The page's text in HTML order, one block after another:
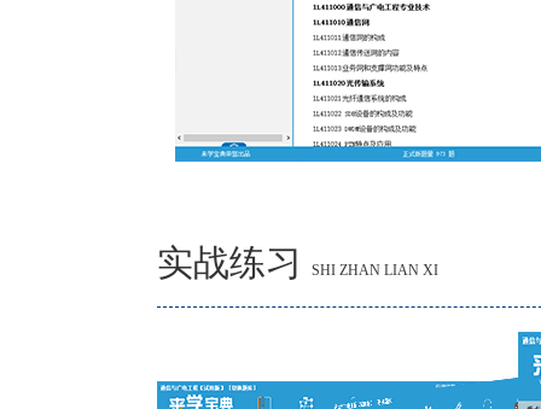
实战练习 SHI ZHAN LIAN XI